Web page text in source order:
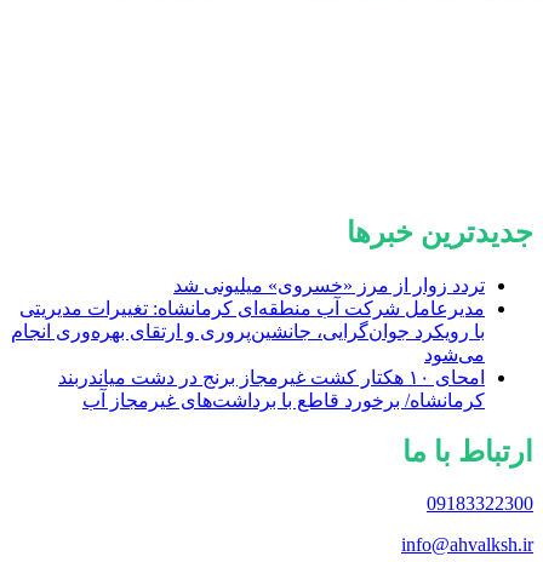
جدیدترین خبرها
تردد زوار از مرز «خسروی» میلیونی شد
مدیرعامل شرکت آب منطقه‌ای کرمانشاه: تغییرات مدیریتی
با رویکرد جوان‌گرایی، جانشین‌پروری و ارتقای بهره‌وری انجام
می‌شود
امحای ۱۰ هکتار کشت غیرمجاز برنج در دشت میاندربند
کرمانشاه/ برخورد قاطع با برداشت‌های غیرمجاز آب
ارتباط با ما
09183322300
info@ahvalksh.ir